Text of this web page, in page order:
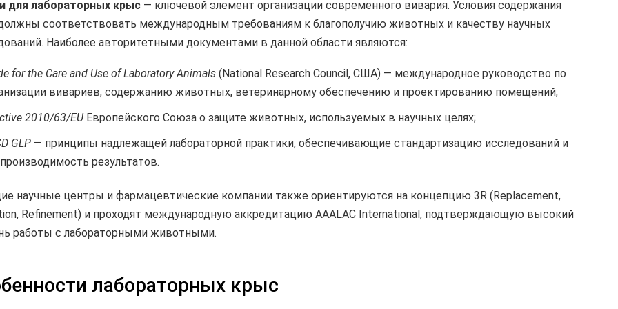
для лабораторных крыс — ключевой элемент организации современного вивария. Условия содержания
соответствовать международным требованиям к благополучию животных и качеству научных
Наиболее авторитетными документами в данной области являются:
for the Care and Use of Laboratory Animals (National Research Council, США) — международное руководство по
вивариев, содержанию животных, ветеринарному обеспечению и проектированию помещений;
2010/63/EUЕвропейского Союза о защите животных, используемых в научных целях;
GLP — принципы надлежащей лабораторной практики, обеспечивающие стандартизацию исследований и
результатов.
научные центры и фармацевтические компании также ориентируются на концепцию 3R (Replacement,
Refinement) и проходят международную аккредитацию AAALAC International, подтверждающую высокий
работы с лабораторными животными.
лабораторных крыс